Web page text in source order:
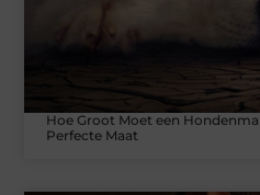
Hoe Groot Moet een
Perfecte Maat